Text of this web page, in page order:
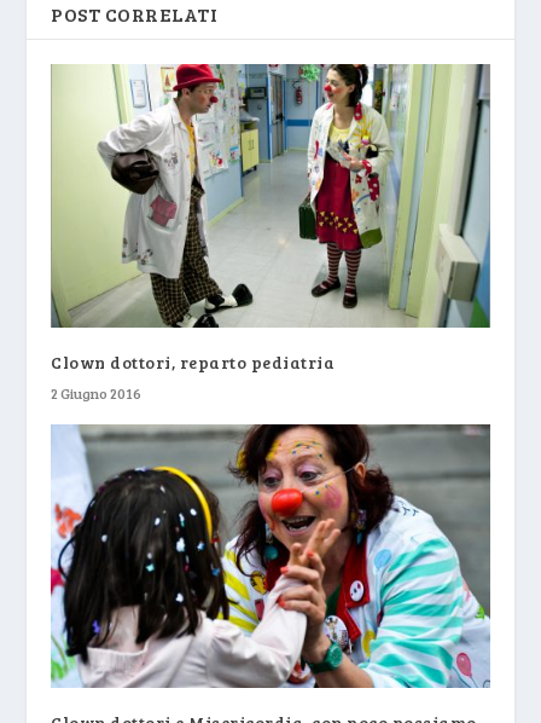
POST CORRELATI
Clown dottori, reparto pediatria
2 Giugno 2016